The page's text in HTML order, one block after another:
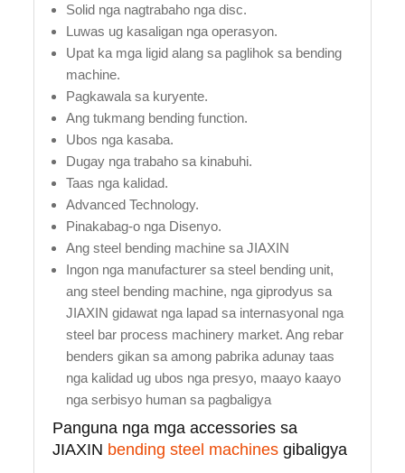
Solid nga nagtrabaho nga disc.
Luwas ug kasaligan nga operasyon.
Upat ka mga ligid alang sa paglihok sa bending
machine.
Pagkawala sa kuryente.
Ang tukmang bending function.
Ubos nga kasaba.
Dugay nga trabaho sa kinabuhi.
Taas nga kalidad.
Advanced Technology.
Pinakabag-o nga Disenyo.
Ang steel bending machine sa JIAXIN
Ingon nga manufacturer sa steel bending unit,
ang steel bending machine, nga giprodyus sa
JIAXIN gidawat nga lapad sa internasyonal nga
steel bar process machinery market. Ang rebar
benders gikan sa among pabrika adunay taas
nga kalidad ug ubos nga presyo, maayo kaayo
nga serbisyo human sa pagbaligya
Panguna nga mga accessories sa
JIAXIN bending steel machines gibaligya